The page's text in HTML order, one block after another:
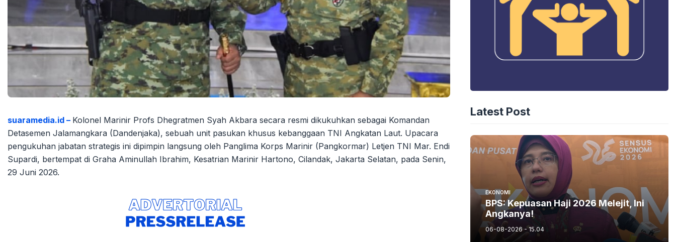
suaramedia.id – Kolonel Marinir Profs Dhegratmen Syah Akbara secara resmi dikukuhkan sebagai Komandan
Detasemen Jalamangkara (Dandenjaka), sebuah unit pasukan khusus kebanggaan TNI Angkatan Laut. Upacara
pengukuhan jabatan strategis ini dipimpin langsung oleh Panglima Korps Marinir (Pangkormar) Letjen TNI Mar. Endi
Supardi, bertempat di Graha Aminullah Ibrahim, Kesatrian Marinir Hartono, Cilandak, Jakarta Selatan, pada Senin,
29 Juni 2026.
Latest Post
EKONOMI
BPS: Kepuasan Haji 2026 Melejit, Ini
Angkanya!
06-08-2026 - 15.04